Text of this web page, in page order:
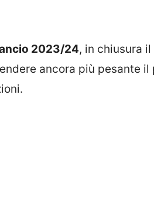
2023/24, in chiusura il
ancora più pesante il